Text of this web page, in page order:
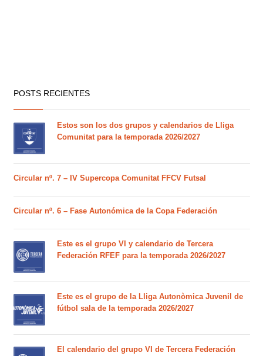
POSTS RECIENTES
Estos son los dos grupos y calendarios de Lliga
Comunitat para la temporada 2026/2027
Circular nº. 7 – IV Supercopa Comunitat FFCV Futsal
Circular nº. 6 – Fase Autonómica de la Copa Federación
Este es el grupo VI y calendario de Tercera
Federación RFEF para la temporada 2026/2027
Este es el grupo de la Lliga Autonòmica Juvenil de
fútbol sala de la temporada 2026/2027
El calendario del grupo VI de Tercera Federación